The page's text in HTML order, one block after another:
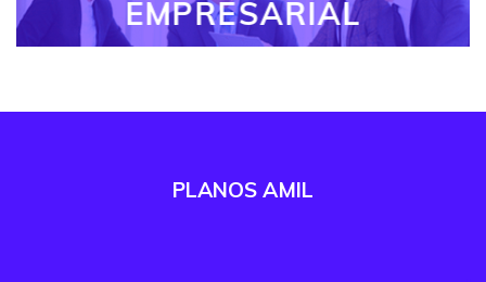
EMPRESARIAL
PLANOS AMIL